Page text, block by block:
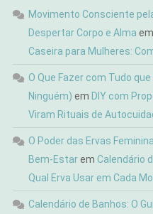
Movimento Consciente
Despertar Corpo e Alma em
Caseira para Mulheres:
O Que Fazer com Tudo
Ninguém) em DIY com
Viram Rituais de
O Poder das Ervas
Bem-Estarem Calendário
Qual Erva Usar em Cada
Calendário de Banhos: O